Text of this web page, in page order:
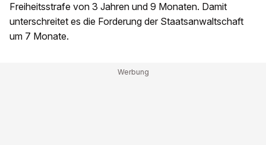
Freiheitsstrafe von 3 Jahren und 9 Monaten. Damit
unterschreitet es die Forderung der Staatsanwaltschaft
um 7 Monate.